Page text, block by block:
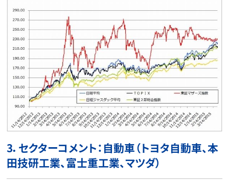
3．セクターコメント：自動車（トヨタ自動車、本
田技研工業、富士重工業、マツダ）